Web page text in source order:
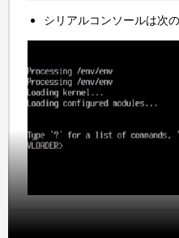
シリアルコンソールは次